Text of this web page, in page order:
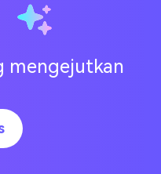
Memorial atau
mengejutkan